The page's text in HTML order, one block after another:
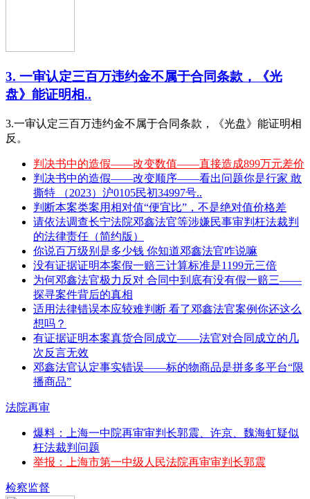
3. 一审认定三百万违约金不属于合同条款，《光
盘》能证明相..
3.一审认定三百万违约金不属于合同条款，《光盘》能证明相
反。
判决书中的造假——改变数值——直接造成899万元差价
判决书中的造假——改变顺序——看出问题你是行家 敢
撕特 （2023）沪0105民初34997号..
判断本案类案用相对值“便宜比”，不是绝对值价格差
请依法调查长宁法院邓鑫法官等涉嫌民事审判枉法裁判
的法律责任（简约版）
你说百万级别是多少钱 你知道邓鑫法官咋说嘛
没有证据证明本案假一赔三计算标准是1199元三倍
为何邓鑫法官极力反对 合同中到底有没有假一赔三——
探寻案件背后的真相
适用法律错误本应较难判断 看了邓鑫法官案例你还这么
想吗？
有证据证明本案真货合同成立——法官对合同成立的几
次反言无效
邓鑫法官认定事实错误——标的物商品是拼多多平台“限
播商品”
法院再审
爆料：上海一中院再审审判长郭震、许京、魏海虹疑似
枉法裁判问题
举报：上海市第一中级人民法院再审审判长郭震
检察监督